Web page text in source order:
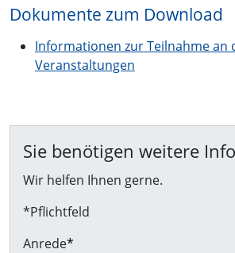
Dokumente zum Download
Informationen zur Teilnahme an
Veranstaltungen
Sie benötigen weitere
Wir helfen Ihnen gerne.
*Pflichtfeld
Anrede*